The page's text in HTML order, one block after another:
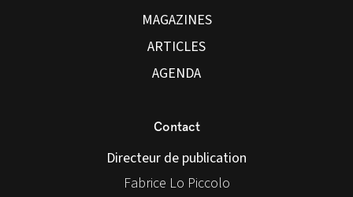
MAGAZINES
ARTICLES
AGENDA
Contact
Directeur de publication
Fabrice Lo Piccolo